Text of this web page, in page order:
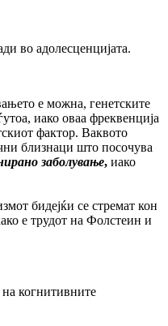
во адолесценцијата.
е можна, генетските
иако оваа фреквенција
фактор. Ваквото
близнаци што посочува
заболување, иако
бидејќи се стремат кон
е трудот на Фолстеин и
когнитивните